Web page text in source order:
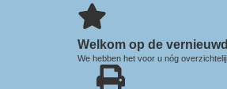
Welkom op de
We hebben het voor u nóg